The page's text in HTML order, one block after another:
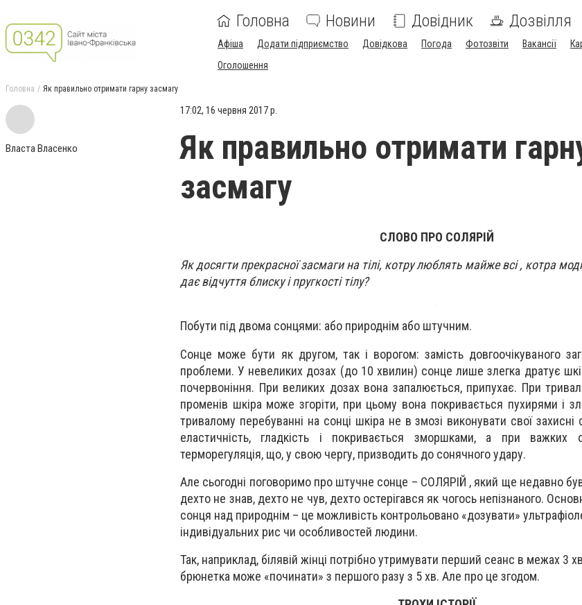
Головна Новини Довідник Дозвілля
Афіша Додати підприємство Довідкова Погода Фотозвіти Вакансії
Оголошення
Головна Як правильно отримати гарну засмагу
Власта Власенко
17:02, 16 червня 2017 р.
Як правильно отримати
засмагу
СЛОВО ПРО СОЛЯРІЙ
Як досягти прекрасної засмаги на тілі, котру люблять майже всі , котра
дає відчуття блиску і пругкості тілу?
Побути під двома сонцями: або природнім або штучним.
Сонце може бути як другом, так і ворогом: замість довгоочікуваного
проблеми. У невеликих дозах (до 10 хвилин) сонце лише злегка дратує
почервоніння. При великих дозах вона запалюється, припухає. При
променів шкіра може згоріти, при цьому вона покривається пухирями і
тривалому перебуванні на сонці шкіра не в змозі виконувати свої захисні
еластичність, гладкість і покривається зморшками, а при важких
терморегуляція, що, у свою чергу, призводить до сонячного удару.
Але сьогодні поговоримо про штучне сонце – СОЛЯРІЙ , який ще недавно був
дехто не знав, дехто не чув, дехто остерігався як чогось непізнаного.
сонця над природнім – це можливість контрольовано «дозувати»
індивідуальних рис чи особливостей людини.
Так, наприклад, білявій жінці потрібно утримувати перший сеанс в межах 3
брюнетка може «починати» з першого разу з 5 хв. Але про це згодом.